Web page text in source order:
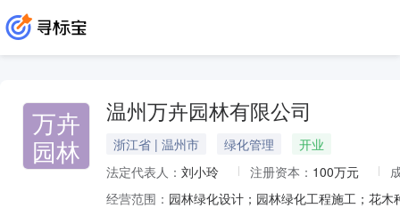
万卉
园林
温州万卉园林有限公司
浙江省 | 温州市 绿化管理
开业
法定代表人： 刘小玲 注册资本： 100万元
经营范围： 园林绿化设计；园林绿化工程施工；花